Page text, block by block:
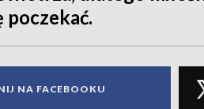
poczekać.
NA FACEBOOKU